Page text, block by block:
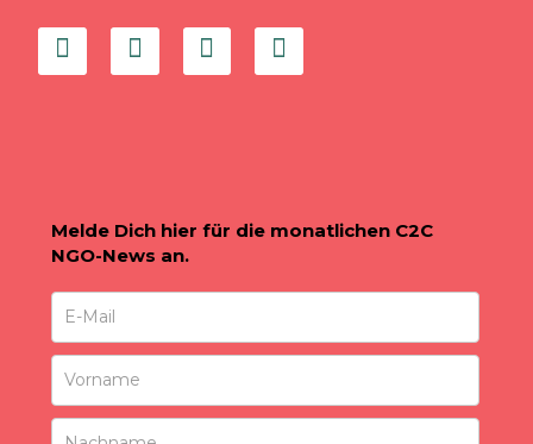
Melde Dich hier für die monatlichen C2C
NGO-News an.